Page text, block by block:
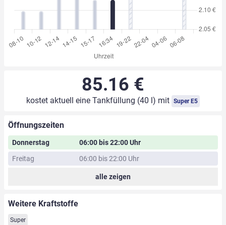
85.16 €
kostet aktuell eine Tankfüllung (40 l) mit Super E5
Öffnungszeiten
Donnerstag
06:00 bis 22:00 Uhr
Freitag
06:00 bis 22:00 Uhr
alle zeigen
Weitere Kraftstoffe
Super